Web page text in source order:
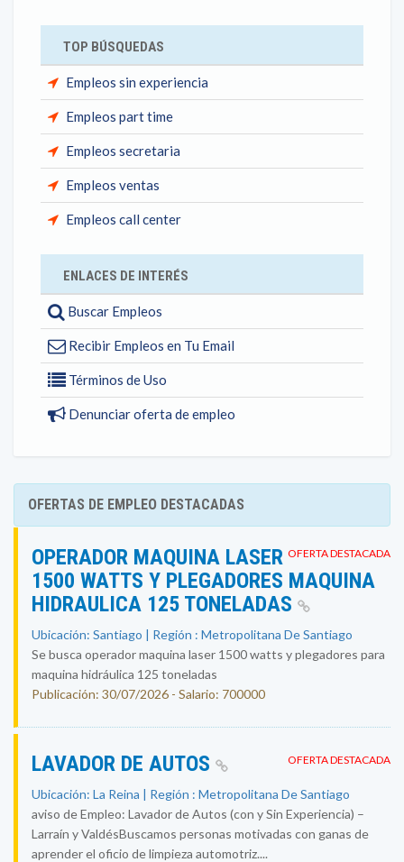
TOP BÚSQUEDAS
Empleos sin experiencia
Empleos part time
Empleos secretaria
Empleos ventas
Empleos call center
ENLACES DE INTERÉS
Buscar Empleos
Recibir Empleos en Tu Email
Términos de Uso
Denunciar oferta de empleo
OFERTAS DE EMPLEO DESTACADAS
OFERTA DESTACADA
OPERADOR MAQUINA LASER
1500 WATTS Y PLEGADORES MAQUINA
HIDRAULICA 125 TONELADAS
Ubicación: Santiago | Región : Metropolitana De Santiago
Se busca operador maquina laser 1500 watts y plegadores para
maquina hidráulica 125 toneladas
Publicación: 30/07/2026 - Salario: 700000
OFERTA DESTACADA
LAVADOR DE AUTOS
Ubicación: La Reina | Región : Metropolitana De Santiago
aviso de Empleo: Lavador de Autos (con y Sin Experiencia) –
Larraín y ValdésBuscamos personas motivadas con ganas de
aprender el oficio de limpieza automotriz....